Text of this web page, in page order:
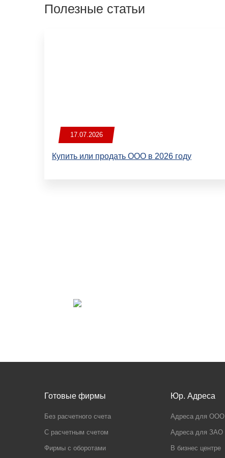
Полезные статьи
17.07.2026
Купить или продать ООО в 2026 году
Готовые фирмы
Без расчетного счета
С расчетным счетом
Фирмы с оборотами
Юр. Адреса
Адреса для ООО
Адреса для ЗАО
В бизнес центре